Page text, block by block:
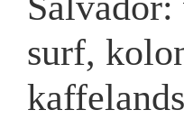
surf,